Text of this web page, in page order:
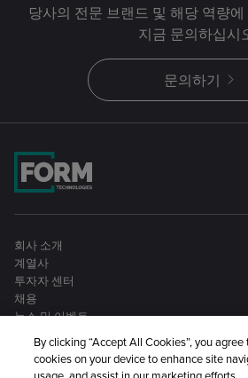
당사의 전문 브랜드 및 해당 역량
지금 문의하십시
문의하기
회사 소개
계열사
투자자 센터
채용
뉴스 및 이벤트
By clicking “Accept All Cookies”, you
cookies on your device to enhance site